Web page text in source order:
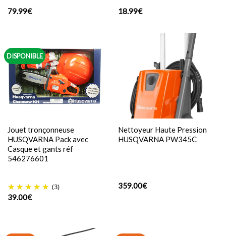
79.99€ 18.99€
DISPONIBLE
Jouet tronçonneuse
HUSQVARNA Pack avec
Casque et gants réf
546276601
(3)
39.00€
Nettoyeur Haute Pression
HUSQVARNA PW345C
359.00€